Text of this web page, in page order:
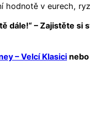
hodnotě v eurech,
dále!“ – Zajistěte
– Velcí Klasici